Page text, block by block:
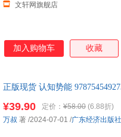
文轩网旗舰店
加入购物车 收藏
正版现货 认知势能
¥39.90 定价： ¥58.00 (6.88折)
万叔 著 /2024-07-01 /广东经济出版社